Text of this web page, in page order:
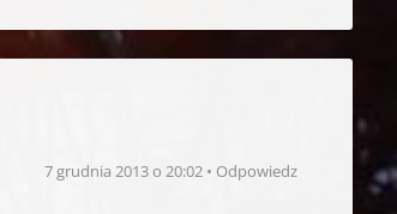
7 grudnia 2013 o 20:02 Odpowiedz